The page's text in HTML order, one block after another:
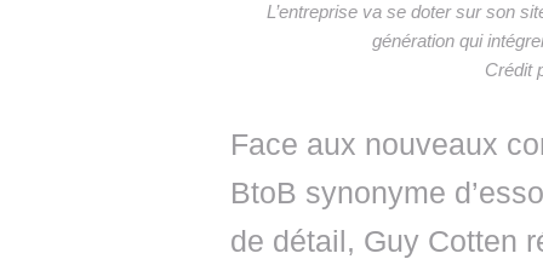
L’entreprise va se doter sur son
génération qui
Crédit
Face aux nouveaux
BtoB synonyme
de détail, Guy Cotten